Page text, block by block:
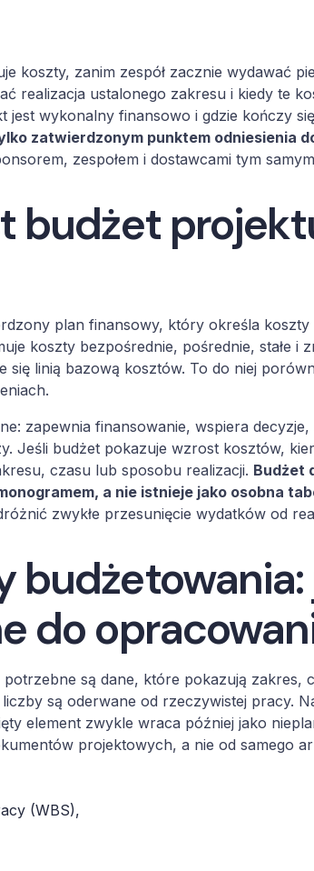
koszty, zanim zespół zacznie wydawać
realizacja ustalonego zakresu i kiedy te
jest wykonalny finansowo i gdzie kończy
zatwierdzonym punktem odniesienia
zespołem i dostawcami tym
budżet
plan finansowy, który określa
koszty bezpośrednie, pośrednie, stałe i
się linią bazową kosztów. To do niej
zapewnia finansowanie, wspiera
Jeśli budżet pokazuje wzrost kosztów,
czasu lub sposobu realizacji. Budżet
a nie istnieje jako osobna
zwykłe przesunięcie wydatków od
do
są dane, które pokazują zakres,
są oderwane od rzeczywistej pracy.
element zwykle wraca później jako
projektowych, a nie od samego
(WBS),